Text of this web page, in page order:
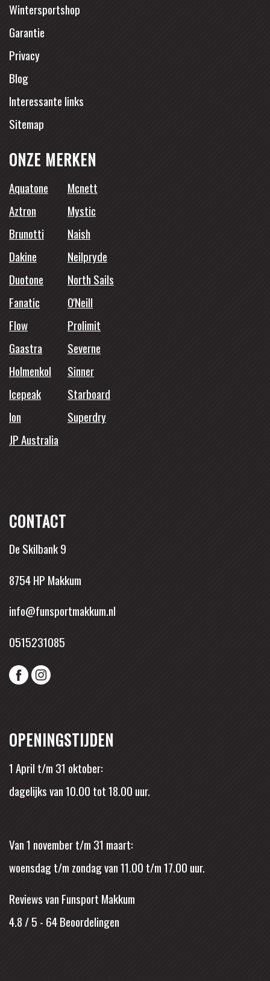
Wintersportshop
Garantie
Privacy
Blog
Interessante links
Sitemap
ONZE MERKEN
Aquatone
Mcnett
Aztron
Mystic
Brunotti
Naish
Dakine
Neilpryde
Duotone
North Sails
Fanatic
O'Neill
Flow
Prolimit
Gaastra
Severne
Holmenkol
Sinner
Icepeak
Starboard
Ion
Superdry
JP Australia
CONTACT
De Skilbank 9
8754 HP Makkum
info@funsportmakkum.nl
0515231085
OPENINGSTIJDEN
1 April t/m 31 oktober:
dagelijks van 10.00 tot 18.00 uur.
Van 1 november t/m 31 maart:
woensdag t/m zondag van 11.00 t/m 17.00 uur.
Reviews van Funsport Makkum
4.8 / 5 - 64Beoordelingen